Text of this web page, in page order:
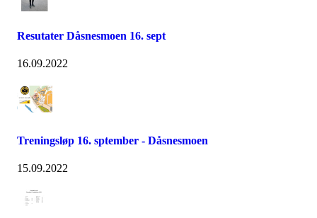
Resutater Dåsnesmoen 16. sept
16.09.2022
Treningsløp 16. sptember - Dåsnesmoen
15.09.2022